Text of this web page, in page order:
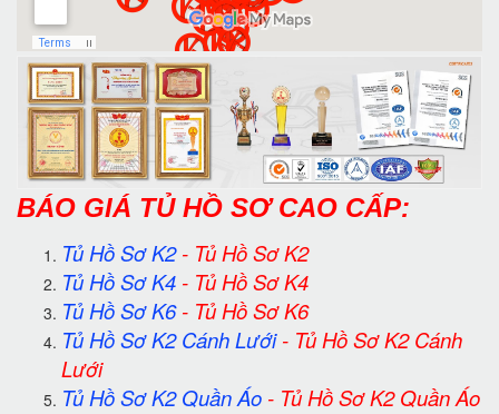
BÁO GIÁ TỦ HỒ SƠ CAO CẤP:
Tủ Hồ Sơ K2- Tủ Hồ Sơ K2
Tủ Hồ Sơ K4 - Tủ Hồ Sơ K4
Tủ Hồ Sơ K6- Tủ Hồ Sơ K6
Tủ Hồ Sơ K2 Cánh Lưới- Tủ Hồ Sơ K2 Cánh
Lưới
Tủ Hồ Sơ K2 Quần Áo - Tủ Hồ Sơ K2 Quần Áo